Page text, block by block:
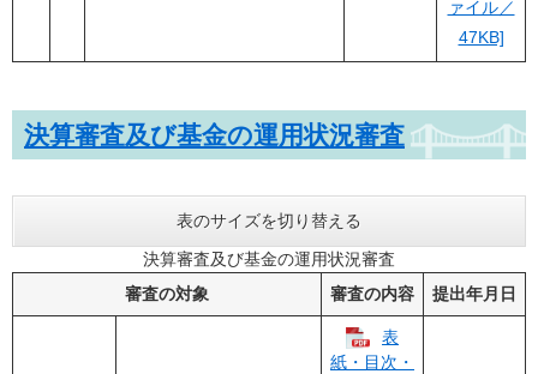
ァイル／
47KB]
決算審査及び基金の運用状況審査
表のサイズを切り替える
決算審査及び基金の運用状況審査
審査の対象
審査の内容 提出年月日
表
紙・目次・